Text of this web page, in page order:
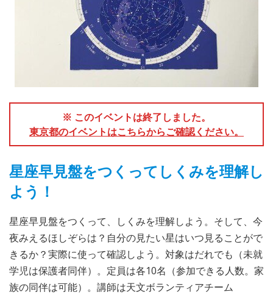
※ このイベントは終了しました。
東京都のイベントはこちらからご確認ください。
星座早見盤をつくってしくみを理解し
よう！
星座早見盤をつくって、しくみを理解しよう。そして、今
夜みえるほしぞらは？自分の見たい星はいつ見ることがで
きるか？実際に使って確認しよう。対象はだれでも（未就
学児は保護者同伴）。定員は各10名（参加できる人数。家
族の同伴は可能）。講師は天文ボランティアチーム